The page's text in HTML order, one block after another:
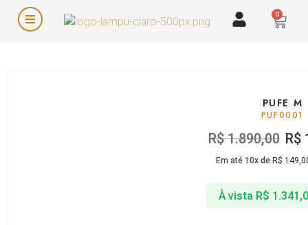
0
PUFE M
PUF0001
R$1.890,00 R$
Em até 10x deR$
À vista R$